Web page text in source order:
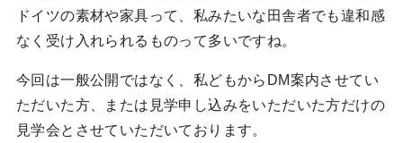
ドイツの素材や家具って、私みたいな田舎者でも違和感
なく受け入れられるものって多いですね。
今回は一般公開ではなく、私どもからDM案内させてい
ただいた方、または見学申し込みをいただいた方だけの
見学会とさせていただいております。